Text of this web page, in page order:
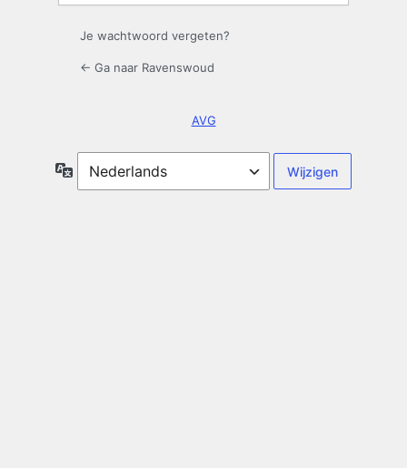
Je wachtwoord vergeten?
← Ga naar Ravenswoud
AVG
Taal